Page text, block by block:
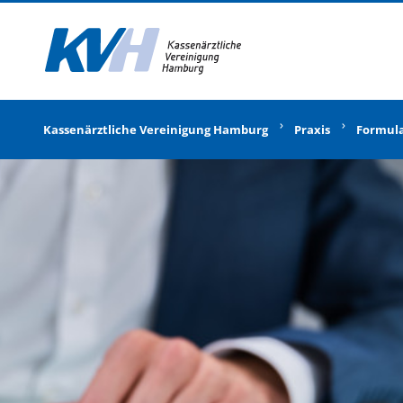
Kassenärztliche Vereinigung Hamburg Praxis